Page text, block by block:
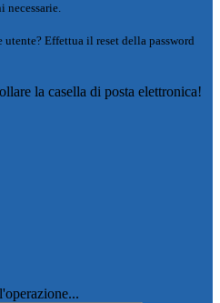
Effettua il reset della password
la casella di posta elettronica!